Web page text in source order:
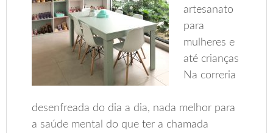
artesanato
para
mulheres e
até crianças
Na correria
desenfreada do dia a dia, nada melhor para
a saúde mental do que ter a chamada